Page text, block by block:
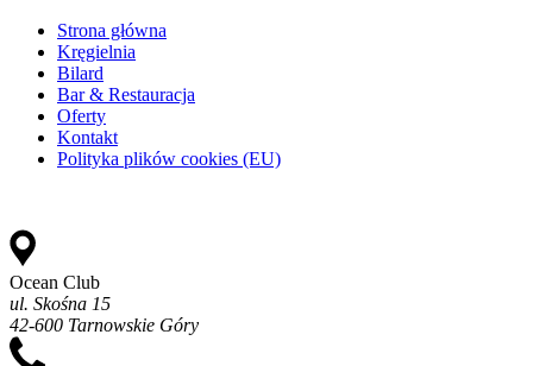
Strona główna
Kręgielnia
Bilard
Bar & Restauracja
Oferty
Kontakt
Polityka plików cookies (EU)
Ocean Club
ul. Skośna 15
42-600 Tarnowskie Góry